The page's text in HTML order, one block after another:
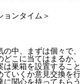
ョンタイム＞
の中、まずは個々で
こに当てはまるか
は巣箱を設置するこ
ていくか意見交換を行
に関心を持ってもら